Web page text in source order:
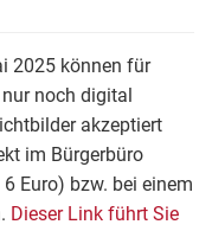
2025 können für
noch digital
akzeptiert
im Bürgerbüro
Euro) bzw. bei einem
Dieser Link führt Sie